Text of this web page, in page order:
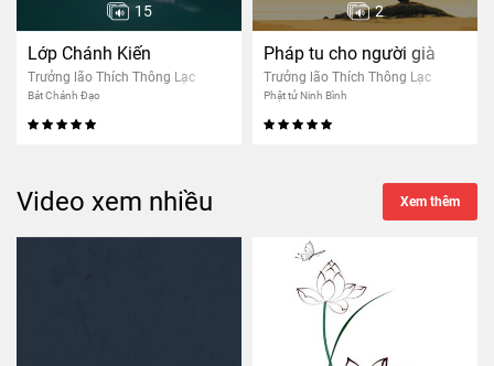
15
Lớp Chánh Kiến
Trưởng lão Thích Thông Lạc
Bát Chánh Đạo
2
Pháp tu cho người già
Trưởng lão Thích Thông Lạc
Phật tử Ninh Bình
Video xem nhiều Xem thêm